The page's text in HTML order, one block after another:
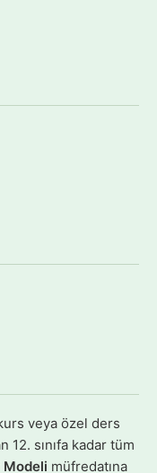
veya özel ders
12. sınıfa kadar tüm
müfredatına